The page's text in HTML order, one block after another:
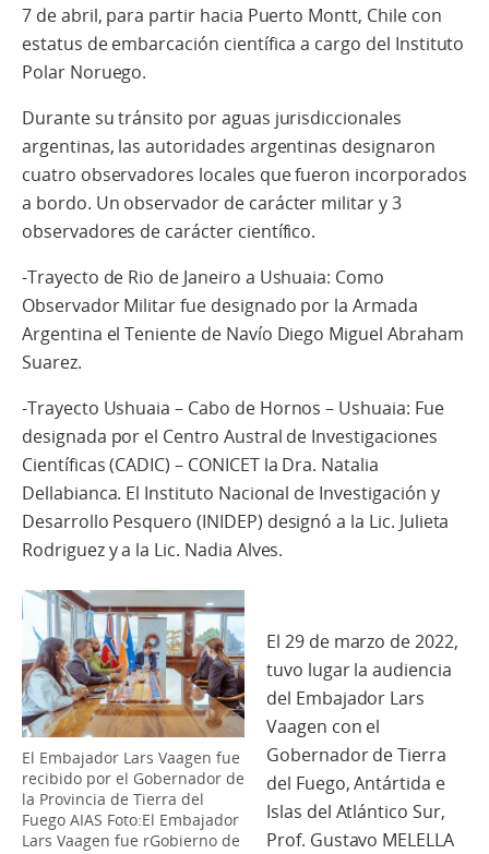
7 de abril, para partir hacia Puerto Montt, Chile con
estatus de embarcación científica a cargo del Instituto
Polar Noruego.
Durante su tránsito por aguas jurisdiccionales
argentinas, las autoridades argentinas designaron
cuatro observadores locales que fueron incorporados
a bordo. Un observador de carácter militar y 3
observadores de carácter científico.
-Trayecto de Rio de Janeiro a Ushuaia: Como
Observador Militar fue designado por la Armada
Argentina el Teniente de Navío Diego Miguel Abraham
Suarez.
-Trayecto Ushuaia – Cabo de Hornos – Ushuaia: Fue
designada por el Centro Austral de Investigaciones
Científicas (CADIC) – CONICET la Dra. Natalia
Dellabianca. El Instituto Nacional de Investigación y
Desarrollo Pesquero (INIDEP) designó a la Lic. Julieta
Rodriguez y a la Lic. Nadia Alves.
El Embajador Lars Vaagen fue
recibido por el Gobernador de
la Provincia de Tierra del
Fuego AIAS Foto:El Embajador
Lars Vaagen fue rGobierno de
El 29 de marzo de 2022,
tuvo lugar la audiencia
del Embajador Lars
Vaagen con el
Gobernador de Tierra
del Fuego, Antártida e
Islas del Atlántico Sur,
Prof. Gustavo MELELLA